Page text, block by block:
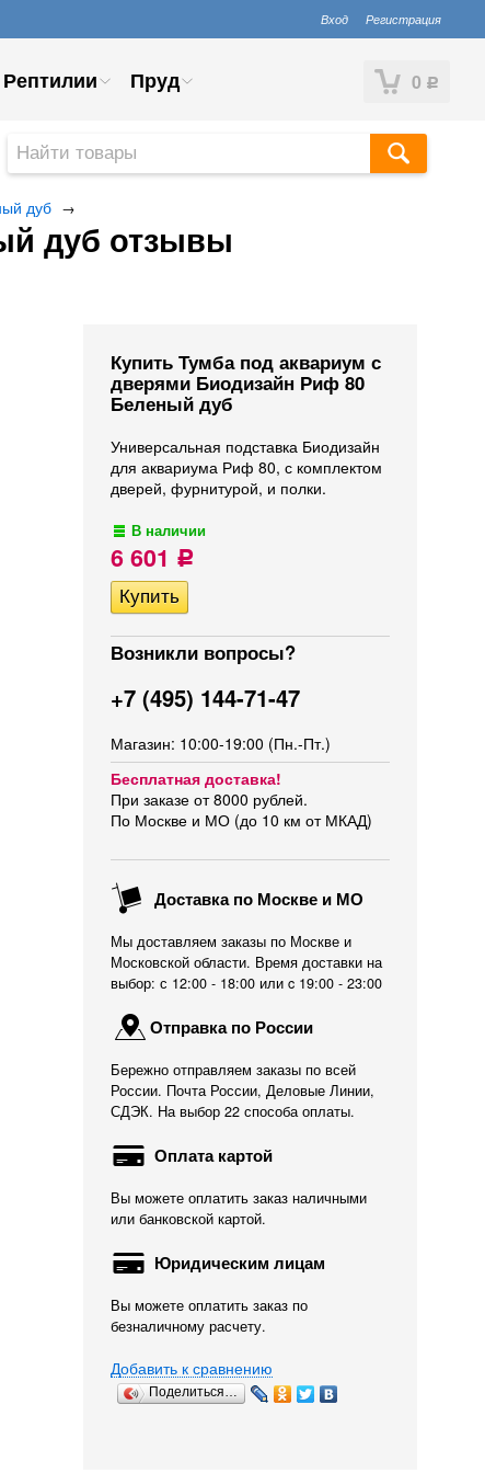
Вход Регистрация
0 Р
Рептилии Пруд
дуб →
дуб отзывы
Купить Тумба под аквариум с
дверями Биодизайн Риф 80
Беленый дуб
Универсальная подставка Биодизайн
для аквариума Риф 80, с комплектом
дверей, фурнитурой, и полки.
В наличии
6 601 Р
Возникли вопросы?
+7 (495) 144-71-47
Магазин: 10:00-19:00 (Пн.-Пт.)
Бесплатная доставка!
При заказе от 8000 рублей.
По Москве и МО (до 10 км от МКАД)
Доставка по Москве и МО
Мы доставляем заказы по Москве и
Московской области. Время доставки на
выбор: с 12:00 - 18:00 или c 19:00 - 23:00
Отправка по России
Бережно отправляем заказы по всей
России. Почта России, Деловые Линии,
СДЭК. На выбор 22 способа оплаты.
Оплата картой
Вы можете оплатить заказ наличными
или банковской картой.
Юридическим лицам
Вы можете оплатить заказ по
безналичному расчету.
Добавить к сравнению
Поделиться…